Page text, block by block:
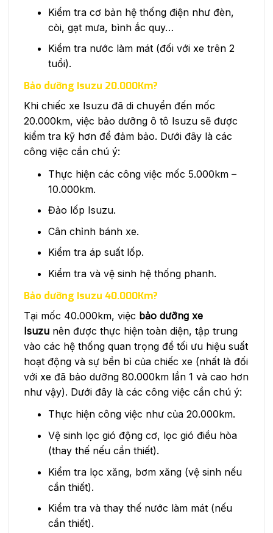
Kiểm tra cơ bản hệ thống điện như đèn,
còi, gạt mưa, bình ắc quy…
Kiểm tra nước làm mát (đối với xe trên 2
tuổi).
Bảo dưỡng Isuzu 20.000Km?
Khi chiếc xe Isuzu đã di chuyển đến mốc
20.000km, việc bảo dưỡng ô tô Isuzu sẽ được
kiểm tra kỹ hơn để đảm bảo. Dưới đây là các
công việc cần chú ý:
Thực hiện các công việc mốc 5.000km –
10.000km.
Đảo lốp Isuzu.
Cân chỉnh bánh xe.
Kiểm tra áp suất lốp.
Kiểm tra và vệ sinh hệ thống phanh.
Bảo dưỡng Isuzu 40.000Km?
Tại mốc 40.000km, việc bảo dưỡng xe
Isuzu nên được thực hiện toàn diện, tập trung
vào các hệ thống quan trọng để tối ưu hiệu suất
hoạt động và sự bền bỉ của chiếc xe (nhất là đối
với xe đã bảo dưỡng 80.000km lần 1 và cao hơn
như vậy). Dưới đây là các công việc cần chú ý:
Thực hiện công việc như của 20.000km.
Vệ sinh lọc gió động cơ, lọc gió điều hòa
(thay thế nếu cần thiết).
Kiểm tra lọc xăng, bơm xăng (vệ sinh nếu
cần thiết).
Kiểm tra và thay thế nước làm mát (nếu
cần thiết).